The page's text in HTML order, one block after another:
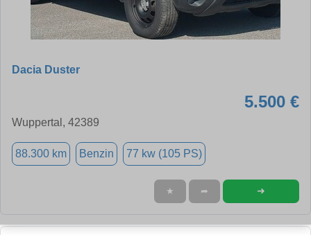
Dacia Duster
5.500 €
Wuppertal, 42389
88.300 km Benzin 77 kw (105 PS)
★ ➦ ➜